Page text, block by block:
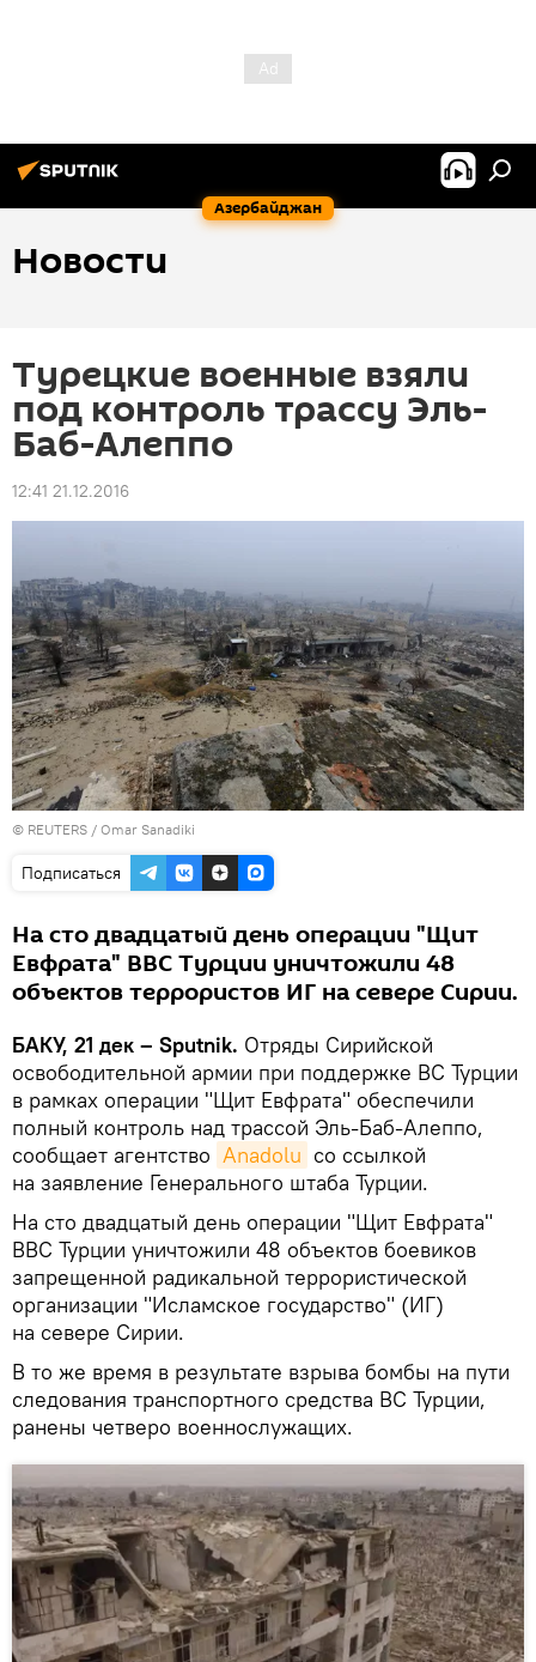
Азербайджан
Новости
Турецкие военные взяли
под контроль трассу Эль-
Баб-Алеппо
12:41 21.12.2016
© REUTERS / Omar Sanadiki
Подписаться
На сто двадцатый день операции "Щит
Евфрата" ВВС Турции уничтожили 48
объектов террористов ИГ на севере Сирии.
БАКУ, 21 дек – Sputnik. Отряды Сирийской
освободительной армии при поддержке ВС Турции
в рамках операции "Щит Евфрата" обеспечили
полный контроль над трассой Эль-Баб-Алеппо,
сообщает агентство Anadolu со ссылкой
на заявление Генерального штаба Турции.
На сто двадцатый день операции "Щит Евфрата"
ВВС Турции уничтожили 48 объектов боевиков
запрещенной радикальной террористической
организации "Исламское государство" (ИГ)
на севере Сирии.
В то же время в результате взрыва бомбы на пути
следования транспортного средства ВС Турции,
ранены четверо военнослужащих.